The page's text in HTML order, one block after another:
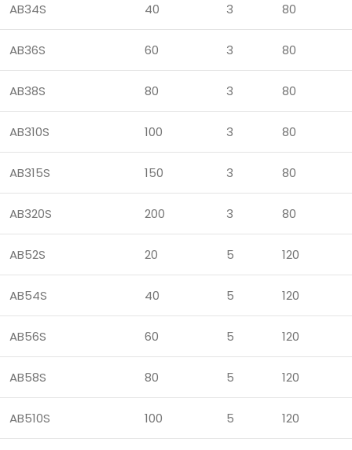
AB34S 40 3 80
AB36S 60 3 80
AB38S 80 3 80
AB310S 100 3 80
AB315S 150 3 80
AB320S 200 3 80
AB52S 20 5 120
AB54S 40 5 120
AB56S 60 5 120
AB58S 80 5 120
AB510S 100 5 120